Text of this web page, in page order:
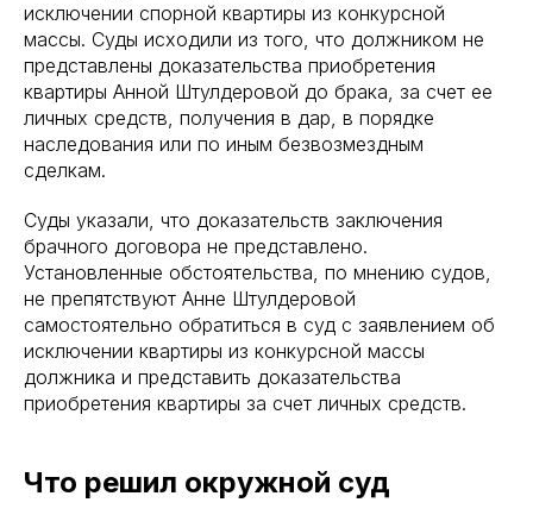
исключении спорной квартиры из конкурсной
массы. Суды исходили из того, что должником не
представлены доказательства приобретения
квартиры Анной Штулдеровой до брака, за счет ее
личных средств, получения в дар, в порядке
наследования или по иным безвозмездным
сделкам.
Суды указали, что доказательств заключения
брачного договора не представлено.
Установленные обстоятельства, по мнению судов,
не препятствуют Анне Штулдеровой
самостоятельно обратиться в суд с заявлением об
исключении квартиры из конкурсной массы
должника и представить доказательства
приобретения квартиры за счет личных средств.
Что решил окружной суд